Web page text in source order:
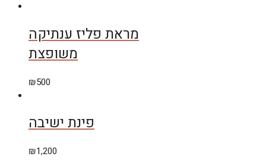
מראת פליז ענתיקה
משופצת
₪500
פינת ישיבה
₪1,200